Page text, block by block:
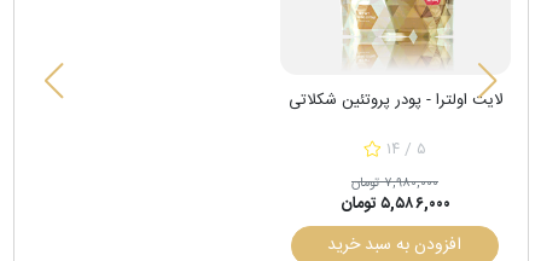
افزودن به سبد خرید
لایت اولترا - پودر پروتئین شکلاتی
۱۴ / ۵
۷,۹۸۰,۰۰۰ تومان
۵,۵۸۶,۰۰۰ تومان